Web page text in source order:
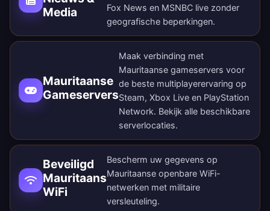
Media
Fox News en MSNBC live zonder
geografische beperkingen.
Mauritaanse
Gameservers
Maak verbinding met
Mauritaanse gameservers voor
de beste multiplayerervaring op
Steam, Xbox Live en PlayStation
Network. Bekijk alle beschikbare
serverlocaties.
Beveiligd
Mauritaans
WiFi
Bescherm uw gegevens op
Mauritaanse openbare WiFi-
netwerken met militaire
versleuteling.